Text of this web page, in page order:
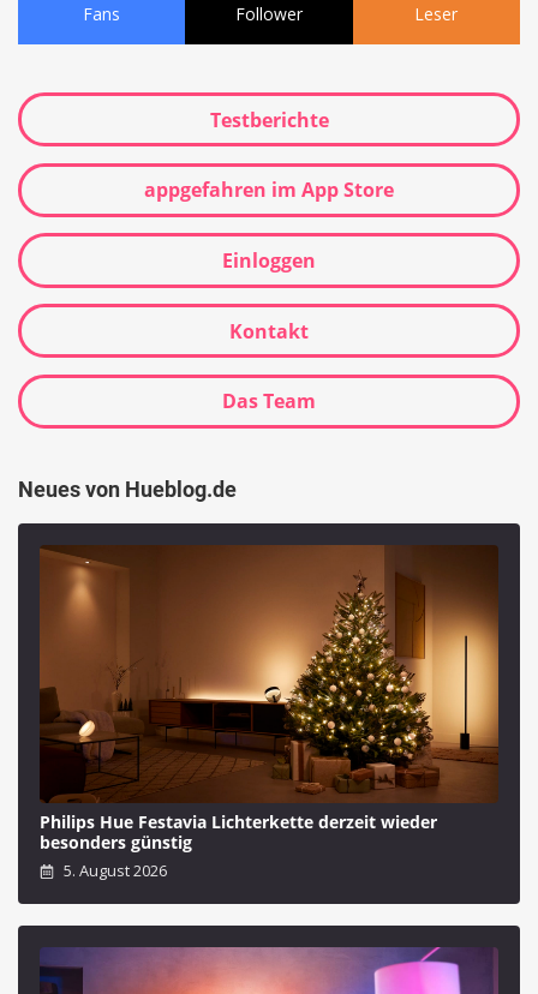
Fans Follower Leser
Testberichte
appgefahren im App Store
Einloggen
Kontakt
Das Team
Neues von Hueblog.de
Philips Hue Festavia Lichterkette derzeit wieder
besonders günstig
5. August 2026